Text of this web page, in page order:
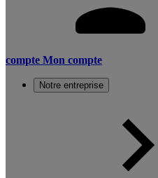
compte Mon compte
Notre entreprise